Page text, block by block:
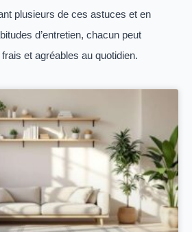
plusieurs de ces astuces et en
d’entretien, chacun peut
et agréables au quotidien.